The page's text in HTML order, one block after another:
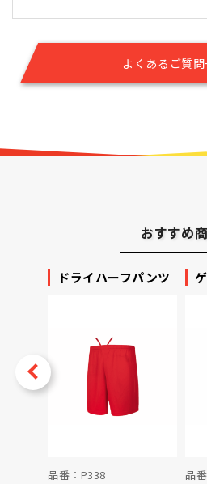
よくあるご質
おすすめ
ドライハーフパンツ
品番：P338 品